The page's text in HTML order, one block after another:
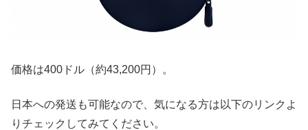
価格は400ドル（約43,200円）。
日本への発送も可能なので、気になる方は以下のリンクよ
りチェックしてみてください。